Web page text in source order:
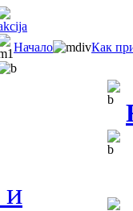
Начало Как
и